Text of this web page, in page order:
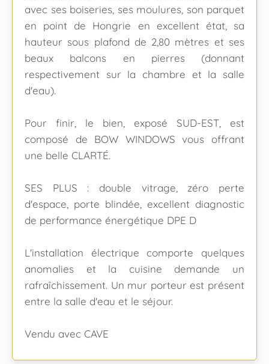
avec ses boiseries, ses moulures, son parquet
en point de Hongrie en excellent état, sa
hauteur sous plafond de 2,80 mètres et ses
beaux balcons en pierres (donnant
respectivement sur la chambre et la salle
d'eau).
Pour finir, le bien, exposé SUD-EST, est
composé de BOW WINDOWS vous offrant
une belle CLARTÉ.
SES PLUS : double vitrage, zéro perte
d'espace, porte blindée, excellent diagnostic
de performance énergétique DPE D
L'installation électrique comporte quelques
anomalies et la cuisine demande un
rafraîchissement. Un mur porteur est présent
entre la salle d'eau et le séjour.
Vendu avec CAVE